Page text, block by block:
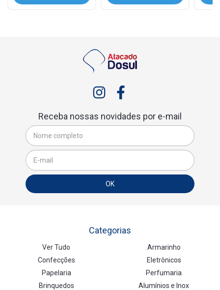
Receba nossas novidades por e-mail
Categorias
Ver Tudo
Confecções
Papelaria
Brinquedos
Armarinho
Eletrônicos
Perfumaria
Alumínios e Inox